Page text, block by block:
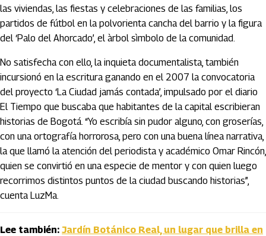
las viviendas, las fiestas y celebraciones de las familias, los
partidos de fútbol en la polvorienta cancha del barrio y la figura
del ‘Palo del Ahorcado’, el àrbol sìmbolo de la comunidad.
No satisfecha con ello, la inquieta documentalista, también
incursionó en la escritura ganando en el 2007 la convocatoria
del proyecto ‘La Ciudad jamás contada’, impulsado por el diario
El Tiempo que buscaba que habitantes de la capital escribieran
historias de Bogotá. “Yo escribía sin pudor alguno, con groserías,
con una ortografía horrorosa, pero con una buena línea narrativa,
la que llamó la atención del periodista y académico Omar Rincón,
quien se convirtió en una especie de mentor y con quien luego
recorrimos distintos puntos de la ciudad buscando historias”,
cuenta LuzMa.
Lee también: Jardín Botánico Real, un lugar que brilla en